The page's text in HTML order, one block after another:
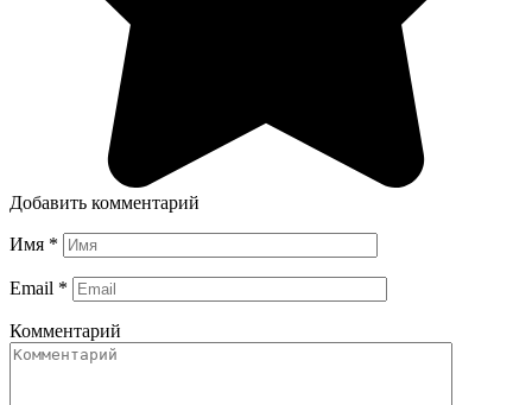
Добавить комментарий
Имя *
Email *
Комментарий